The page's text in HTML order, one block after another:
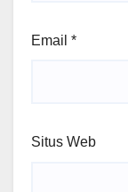
Email *
Situs Web